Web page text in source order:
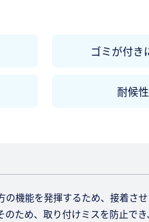
ゴミが付き
耐候性
の機能を発揮するため、接着さ
のため、取り付けミスを防止で